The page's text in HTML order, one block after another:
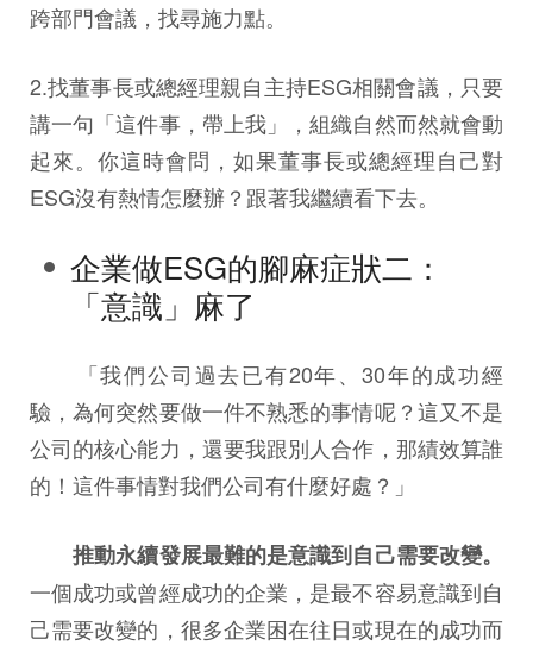
跨部門會議，找尋施力點。
2.找董事長或總經理親自主持ESG相關會議，只要
講一句「這件事，帶上我」，組織自然而然就會動
起來。你這時會問，如果董事長或總經理自己對
ESG沒有熱情怎麼辦？跟著我繼續看下去。
企業做ESG的腳麻症狀二：
「意識」麻了
「我們公司過去已有20年、30年的成功經
驗，為何突然要做一件不熟悉的事情呢？這又不是
公司的核心能力，還要我跟別人合作，那績效算誰
的！這件事情對我們公司有什麼好處？」
推動永續發展最難的是意識到自己需要改變。
一個成功或曾經成功的企業，是最不容易意識到自
己需要改變的，很多企業困在往日或現在的成功而